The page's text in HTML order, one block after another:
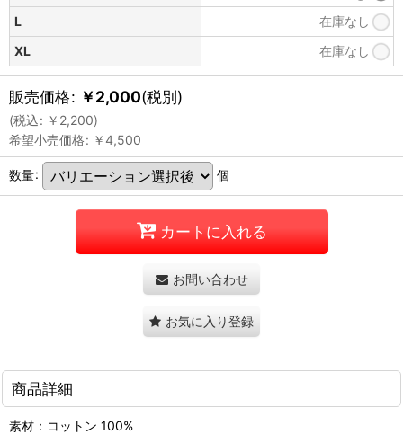
L
在庫なし
XL
在庫なし
販売価格: ￥2,000(税別)
(税込: ￥ 2,200)
希望小売価格: ￥4,500
数量: 個
カートに入れる
お問い合わせ
お気に入り登録
商品詳細
素材：コットン 100%